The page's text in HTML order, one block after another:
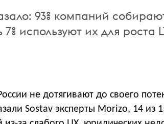
93% компаний
используют их для роста
не дотягивают до своего
Sostav эксперты Morizo, 14 из